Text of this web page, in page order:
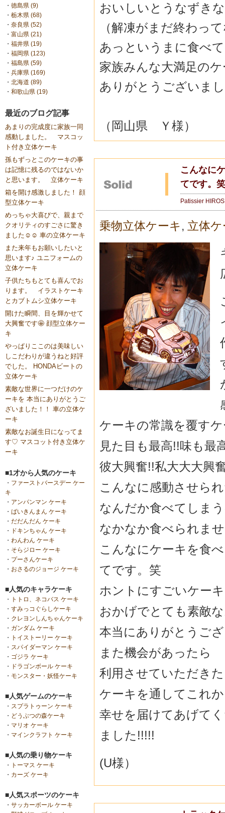
・ 徳島県 (9)
・ 栃木県 (68)
・ 奈良県 (52)
・ 富山県 (21)
・ 福井県 (19)
・ 福岡県 (123)
・ 福島県 (59)
・ 兵庫県 (169)
・ 北海道 (89)
・ 和歌山県 (19)
最近のブログ記事
あまりの完成度に家族一同
感動しました。 マスコッ
ト付き立体ケーキ
孫もずっとこのケーキの事
は記憶に残るのではないか
と思います。 立体ケーキ
箱を開け感激しました！ 顔
型立体ケーキ
めっちゃ大喜びで、親まで
クオリティのすごさに驚き
ました☺️☺️ 車の立体ケーキ
また来年もお願いしたいと
思います♪ ユニフォームの
立体ケーキ
子供たちもとても喜んでお
ります。 イラストケーキ
とカブトムシ立体ケーキ
開けた瞬間、目を輝かせて
大興奮です🤩 顔型立体ケー
キ
やっぱりここのは美味しい
しこだわりが違うねと好評
でした。 HONDAビートの
立体ケーキ
素敵な世界に一つだけのケ
ーキを 本当にありがとうご
ざいました！！ 車の立体ケ
ーキ
素敵なお誕生日になってま
す♡ マスコット付き立体ケ
ーキ
■1才から人気のケーキ
・ ファーストバースデー ケー
キ
・ アンパンマン ケーキ
・ ばいきんまん ケーキ
・ だだんだん ケーキ
・
ドキンちゃん ケーキ
・ わんわん ケーキ
・ そらジロー ケーキ
・ プーさんケーキ
・ おさるのジョージ ケーキ
■人気のキャラケーキ
・
トトロ、ネコバス ケーキ
・ すみっコぐらしケーキ
・ クレヨンしんちゃんケーキ
・ ガンダム ケーキ
・
トイストーリー ケーキ
・ スパイダーマン ケーキ
・ ゴジラ ケーキ
・
ドラゴンボール ケーキ
・ モンスター・妖怪ケーキ
■人気ゲームのケーキ
・ スプラトゥーン ケーキ
・ どうぶつの森ケーキ
・ マリオ ケーキ
・ マインクラフト ケーキ
■人気の乗り物ケーキ
・
トーマス ケーキ
・ カーズ ケーキ
■人気スポーツのケーキ
・ サッカーボール ケーキ
おいしいとうなずき
（解凍がまだ終わっ
あっというまに食べ
家族みんな大満足の
ありがとうございま
（岡山県 Ｙ様）
こんなに
てです。
Patissier
乗物立体ケーキ , 立体
ケーキの常識を覆す
見た目も最高!!味も最
彼大興奮!!私大大大興
こんなに感動させら
なんだか食べてしま
なかなか食べられま
こんなにケーキを食
てです。笑
ホントにすごいケー
おかげでとても素敵
本当にありがとうご
また機会があったら
利用させていただき
ケーキを通してこれ
幸せを届けてあげて
ました!!!!!
(U様）